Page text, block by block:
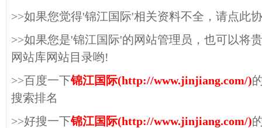
>>如果您觉得'锦江国际'相关资料不全，请点此
>>如果您是'锦江国际'的网站管理员，也可以将
网站库网站目录哟!
>>百度一下锦江国际(http://www.jinjiang.com/)
搜索排名
>>好搜一下锦江国际(http://www.jinjiang.com/)